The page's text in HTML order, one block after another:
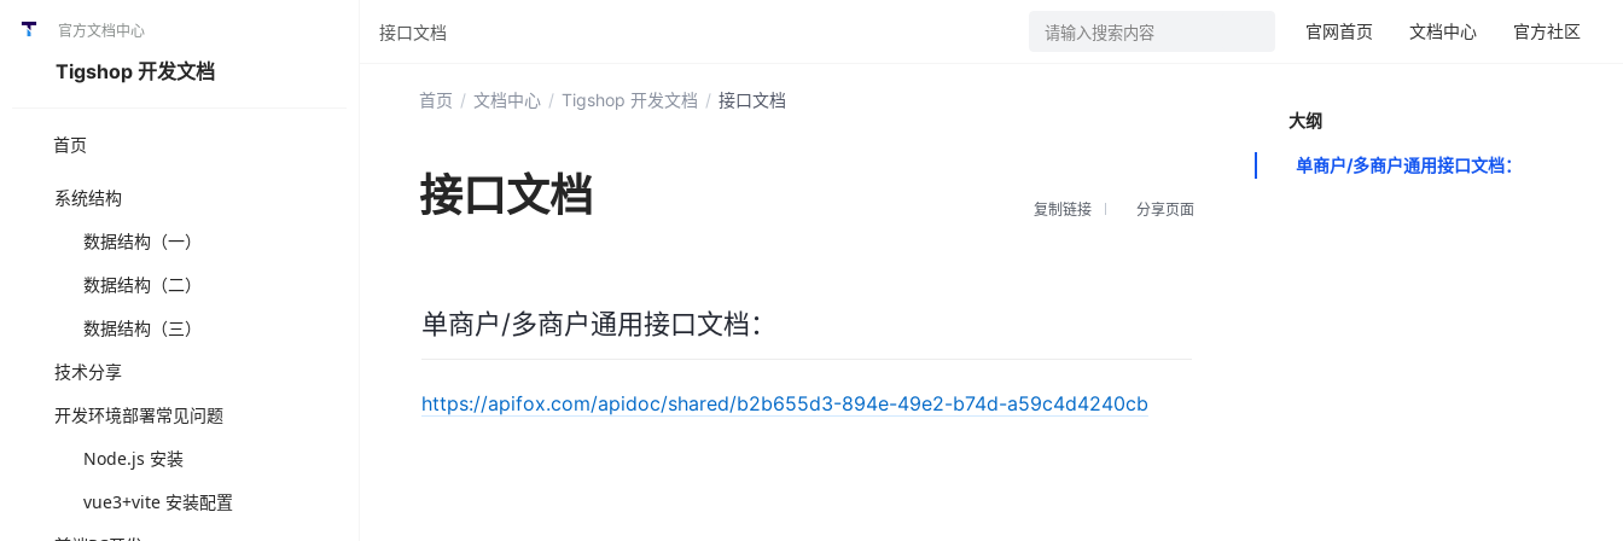
官方文档中心
Tigshop 开发文档
首页
系统结构
数据结构（一）
数据结构（二）
数据结构（三）
技术分享
开发环境部署常见问题
Node.js 安装
vue3+vite 安装配置
首页 / 文档中心 / Tigshop 开发文档 / 接口文档
接口文档 复制链接 分享页面
单商户/多商户通用接口文档：
https://apifox.com/apidoc/shared/b2b655d3-894e-49e2-b74d-a59c4d4240cb
接口文档 请输入搜索内容 官网首页 文档中心 官方社区
大纲
单商户/多商户通用接口文档：